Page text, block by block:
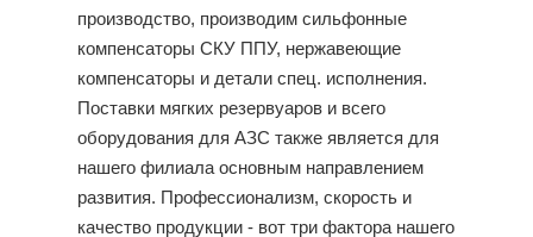
производство, производим сильфонные
компенсаторы СКУ ППУ, нержавеющие
компенсаторы и детали спец. исполнения.
Поставки мягких резервуаров и всего
оборудования для АЗС также является для
нашего филиала основным направлением
развития. Профессионализм, скорость и
качество продукции - вот три фактора нашего